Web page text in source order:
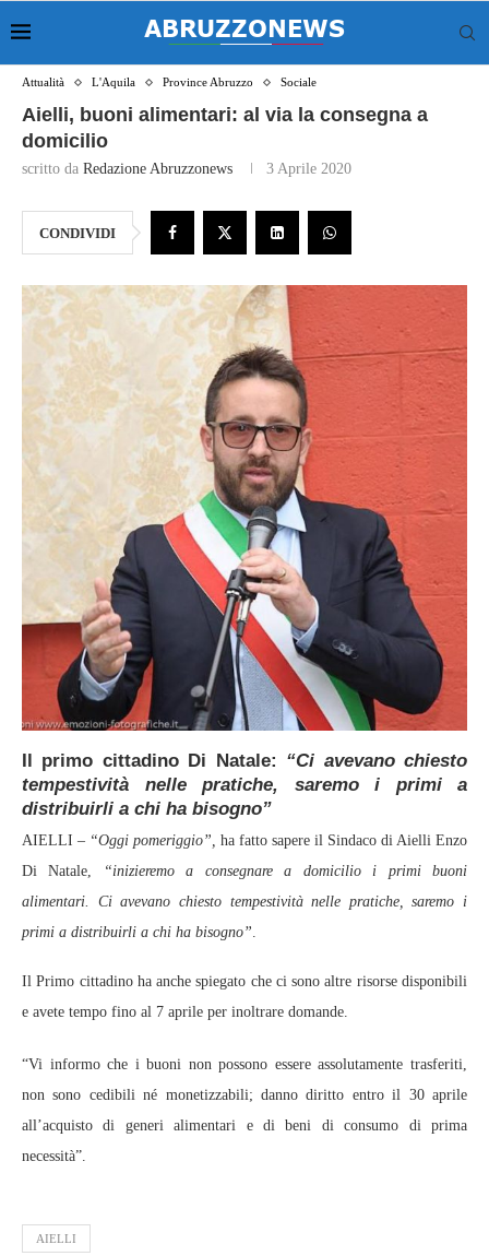
Attualità L'Aquila Province Abruzzo Sociale
Aielli, buoni alimentari: al via la consegna a
domicilio
scritto da Redazione Abruzzonews 3 Aprile 2020
CONDIVIDI
Il primo cittadino Di Natale: “Ci avevano chiesto
tempestività nelle pratiche, saremo i primi a
distribuirli a chi ha bisogno”
AIELLI – “Oggi pomeriggio”, ha fatto sapere il Sindaco di Aielli Enzo
Di Natale, “inizieremo a consegnare a domicilio i primi buoni
alimentari. Ci avevano chiesto tempestività nelle pratiche, saremo i
primi a distribuirli a chi ha bisogno”.
Il Primo cittadino ha anche spiegato che ci sono altre risorse disponibili
e avete tempo fino al 7 aprile per inoltrare domande.
“Vi informo che i buoni non possono essere assolutamente trasferiti,
non sono cedibili né monetizzabili; danno diritto entro il 30 aprile
all’acquisto di generi alimentari e di beni di consumo di prima
necessità”.
AIELLI